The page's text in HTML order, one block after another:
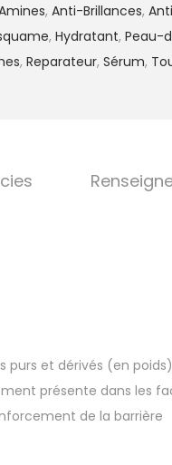
, Anti-Brillances,
, Hydratant, Peau-
, Reparateur, Sérum,
purs et dérivés (en
présente dans les
de la barrière